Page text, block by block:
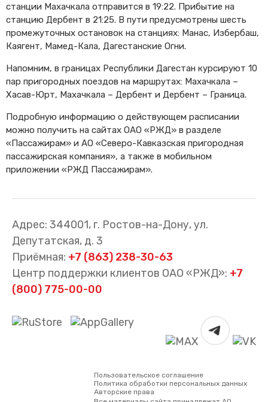
станции Махачкала отправится в 19:22. Прибытие на
станцию Дербент в 21:25. В пути предусмотрены шесть
промежуточных остановок на станциях: Манас, Избербаш,
Каягент, Мамед-Кала, Дагестанские Огни.
Напомним, в границах Республики Дагестан курсируют 10
пар пригородных поездов на маршрутах: Махачкала –
Хасав-Юрт, Махачкала – Дербент и Дербент – Граница.
Подробную информацию о действующем расписании
можно получить на сайтах ОАО «РЖД» в разделе
«Пассажирам» и АО «Северо-Кавказская пригородная
пассажирская компания», а также в мобильном
приложении «РЖД Пассажирам».
Адрес: 344001, г. Ростов-на-Дону, ул.
Депутатская, д. 3
Приёмная: +7 (863) 238-30-63
Центр поддержки клиентов ОАО «РЖД»: +7
(800) 775-00-00
Пользовательское соглашение
Политика обработки персональных данных
Авторские права